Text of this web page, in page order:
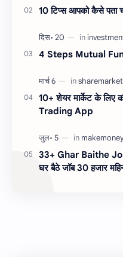
10 टिप्स आपको कैसे पता
4 Steps Mutual
10+ शेयर मार्केट के लिए
Trading App
33+ Ghar Baithe
घर बैठे जॉब 30 हजार